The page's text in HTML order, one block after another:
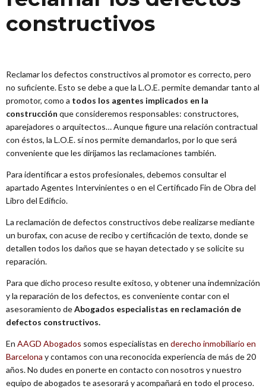
constructivos
Reclamar los defectos constructivos al promotor es correcto, pero
no suficiente. Esto se debe a que la L.O.E. permite demandar tanto al
promotor, como a todos los agentes implicados en la
construcción que consideremos responsables: constructores,
aparejadores o arquitectos… Aunque figure una relación contractual
con éstos, la L.O.E. sí nos permite demandarlos, por lo que será
conveniente que les dirijamos las reclamaciones también.
Para identificar a estos profesionales, debemos consultar el
apartado Agentes Intervinientes o en el Certificado Fin de Obra del
Libro del Edificio.
La reclamación de defectos constructivos debe realizarse mediante
un burofax, con acuse de recibo y certificación de texto, donde se
detallen todos los daños que se hayan detectado y se solicite su
reparación.
Para que dicho proceso resulte exitoso, y obtener una indemnización
y la reparación de los defectos, es conveniente contar con el
asesoramiento deAbogados especialistas en reclamación de
defectos constructivos.
En AAGD Abogados somos especialistas en derecho inmobiliario en
Barcelona y contamos con una reconocida experiencia de más de 20
años. No dudes en ponerte en contacto con nosotros y nuestro
equipo de abogados te asesorará y acompañará en todo el proceso.